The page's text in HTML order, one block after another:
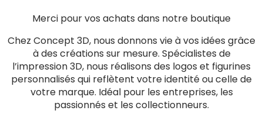
Merci pour vos achats dans notre boutique
Chez Concept 3D, nous donnons vie à vos idées grâce
à des créations sur mesure. Spécialistes de
l’impression 3D, nous réalisons des logos et figurines
personnalisés qui reflètent votre identité ou celle de
votre marque. Idéal pour les entreprises, les
passionnés et les collectionneurs.